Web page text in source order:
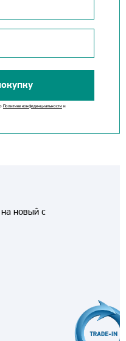
Политике конфиденциальности и
новый с